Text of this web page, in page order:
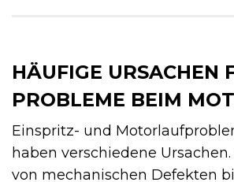
HÄUFIGE URSACHEN
PROBLEME BEIM
Einspritz- und
haben verschiedene
von mechanischen Defekten